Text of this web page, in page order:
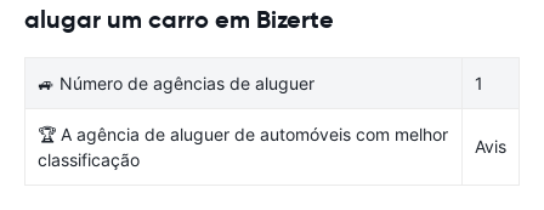
alugar um carro em Bizerte
🚙 Número de agências de aluguer 1
🏆 A agência de aluguer de automóveis com melhor
classificação
Avis